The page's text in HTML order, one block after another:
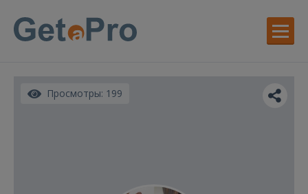
Просмотры: 199